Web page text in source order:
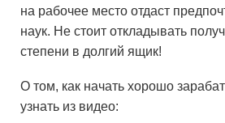
на рабочее место отдаст
наук. Не стоит откладывать
степени в долгий ящик!
О том, как начать хорошо
узнать из видео: